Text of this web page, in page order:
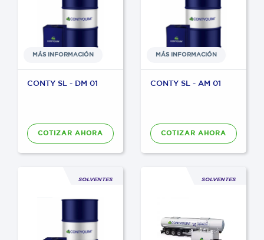
MÁS INFORMACIÓN
CONTY SL - DM 01
COTIZAR AHORA
MÁS INFORMACIÓN
CONTY SL - AM 01
COTIZAR AHORA
SOLVENTES SOLVENTES